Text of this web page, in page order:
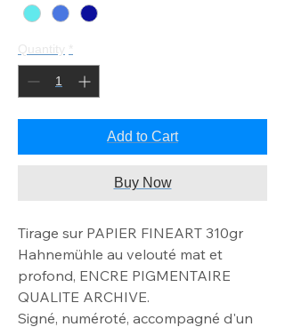
Add to Cart
Buy Now
Tirage sur PAPIER FINEART 310gr
Hahnemühle au velouté mat et
profond, ENCRE PIGMENTAIRE
QUALITE ARCHIVE.
Signé, numéroté, accompagné d'un